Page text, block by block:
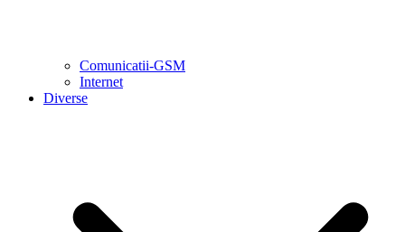
Comunicatii-GSM
Internet
Diverse